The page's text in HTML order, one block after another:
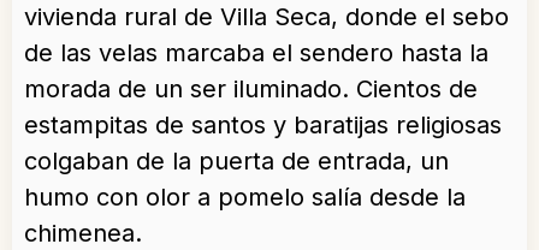
vivienda rural de Villa Seca, donde el sebo
de las velas marcaba el sendero hasta la
morada de un ser iluminado. Cientos de
estampitas de santos y baratijas religiosas
colgaban de la puerta de entrada, un
humo con olor a pomelo salía desde la
chimenea.